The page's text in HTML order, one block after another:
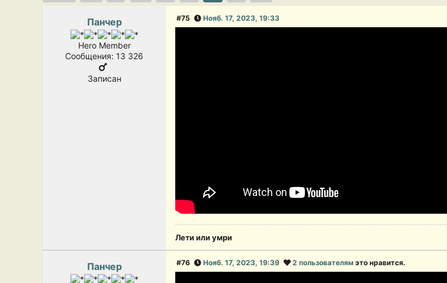
Панчер
Hero Member
Сообщения: 13 326
Записан
#75 Нояб. 17, 2023, 19:33
Лети или умри
Панчер #76 Нояб. 17, 2023, 19:39 2 пользователям это нравится.